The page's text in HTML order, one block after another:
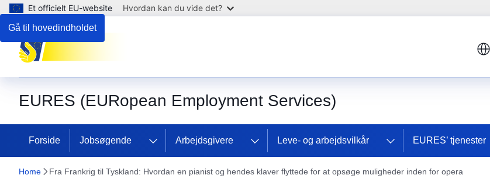
Gå til hovedindholdet
Et officielt EU-website Hvordan kan du vide det?
EURES (EURopean Employment Services)
Forside Jobsøgende Arbejdsgivere Leve- og arbejdsvilkår EURES’ tjenester
Home Fra Frankrig til Tyskland: Hvordan en pianist og hendes klaver flyttede for at opsøge muligheder inden for opera